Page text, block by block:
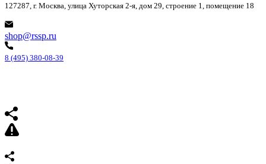
127287, г. Москва, улица Хуторская 2-я, дом 29, строение 1, помещение 18
shop@rssp.ru
8 (495) 380-08-39